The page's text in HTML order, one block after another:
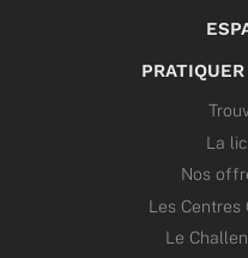
La
Nos
Les Centres
Le